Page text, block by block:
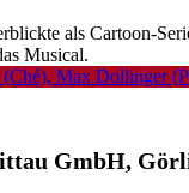
als Cartoon-
Musical.
GmbH,